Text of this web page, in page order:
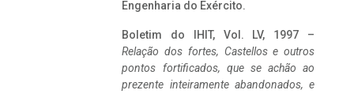
Engenharia do Exército.
Boletim do IHIT, Vol. LV, 1997 –
Relação dos fortes, Castellos e outros
pontos fortificados, que se achão ao
prezente inteiramente abandonados, e